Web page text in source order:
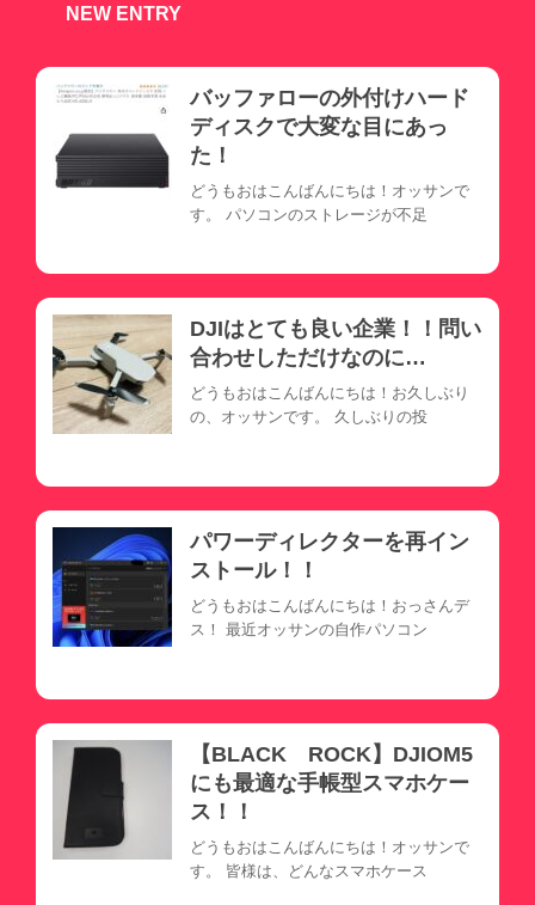
NEW ENTRY
バッファローの外付けハード
ディスクで大変な目にあっ
た！
どうもおはこんばんにちは！オッサンで
す。 パソコンのストレージが不足
DJIはとても良い企業！！問い
合わせしただけなのに…
どうもおはこんばんにちは！お久しぶり
の、オッサンです。 久しぶりの投
パワーディレクターを再イン
ストール！！
どうもおはこんばんにちは！おっさんデ
ス！ 最近オッサンの自作パソコン
【BLACK ROCK】DJIOM5
にも最適な手帳型スマホケー
ス！！
どうもおはこんばんにちは！オッサンで
す。 皆様は、どんなスマホケース